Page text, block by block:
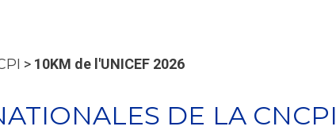
> 10KM de l'UNICEF 2026
DE LA CNCPI